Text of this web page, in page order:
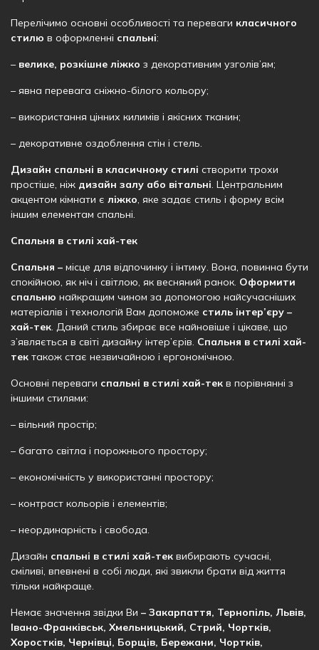
Перелічимо основні особливості та переваги класичного
стилю в оформленні спальні:
– велике, розкішне ліжко з декоративним узголів’ям;
– явна перевага сніжно-білого кольору;
– використання цінних килимів і якісних тканин;
– декоративне оздоблення стін і стель.
Дизайн спальні в класичному стилі створити трохи
простіше, ніж дизайн залу або вітальні. Центральним
акцентом кімнати є ліжко, яке задає стиль і форму всім
іншим елементам спальні.
Спальня в стилі хай-тек
Спальня – місце для відпочинку і інтиму. Вона, повинна бути
спокійною, як ніч і світлою, як весняний ранок. Оформити
спальню найкращим чином за допомогою найсучасніших
матеріалів і технологій Вам допоможе стиль інтер’єру –
хай-тек. Даний стиль збирає все найновіше і цікаве, що
з’являється в світі дизайну інтер’єрів. Спальня в стилі хай-
тек також стає незвичайною і ергономічною.
Основні переваги спальні в стилі хай-тек в порівнянні з
іншими стилями:
– вільний простір;
– багато світла і порожнього простору;
– економічність у використанні простору;
– контраст кольорів і елементів;
– неординарність і свобода.
Дизайн спальні в стилі хай-тек вибирають сучасні,
сміливі, впевнені в собі люди, які звикли брати від життя
тільки найкраще.
Немає значення звідки Ви – Закарпаття, Тернопіль, Львів,
Івано-Франківськ, Хмельницький, Стрий, Чортків,
Хоростків, Чернівці, Борщів, Бережани, Чортків,